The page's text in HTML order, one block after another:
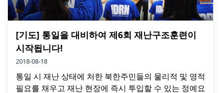
[기도] 통일을 대비하여 제6회 재난구조훈련이
시작됩니다!
2018-08-18
통일 시 재난 상태에 처한 북한주민들의 물리적 및 영적
필요를 채우고 재난 현장에 즉시 투입할 수 있는 정예요